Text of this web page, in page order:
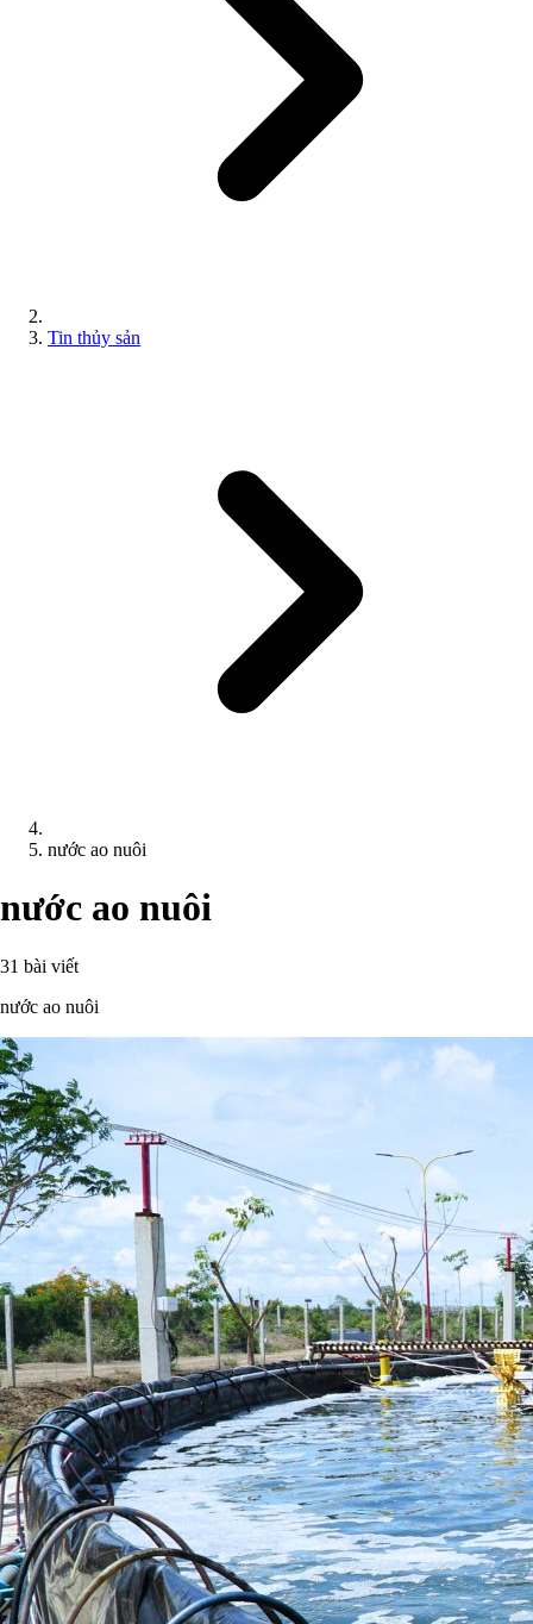
Tin thủy sản
nước ao nuôi
nước ao nuôi
31 bài viết
nước ao nuôi